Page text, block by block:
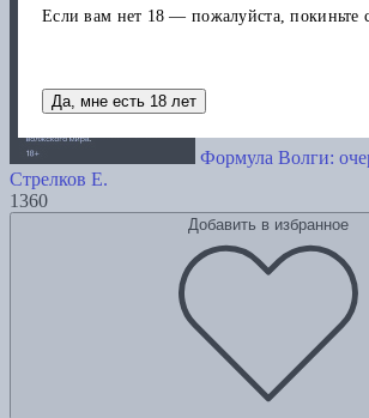
Формула Волги:
Стрелков Е.
1360
Добавить в избранное
Если вам нет 18 — пожалуйста, покиньте
Да, мне есть 18 лет